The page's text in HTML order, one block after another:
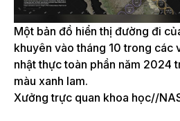
Một bản đồ hiển thị đường đi
khuyên vào tháng 10 trong các
nhật thực toàn phần năm 2024
màu xanh lam.
Xưởng trực quan khoa học//